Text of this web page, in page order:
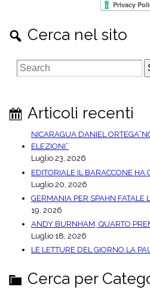
Cerca nel sito
S
e
c
Articoli recenti
NICARAGUA DANIEL
ELEZIONI”
Luglio 23, 2026
EDITORIALE IL BARACCONE HA
Luglio 20, 2026
GERMANIA PER SPAHN FATALE
19, 2026
ANDY BURNHAM, QUARTO
Luglio 18, 2026
LE LETTURE DEL GIORNO LA
Cerca per